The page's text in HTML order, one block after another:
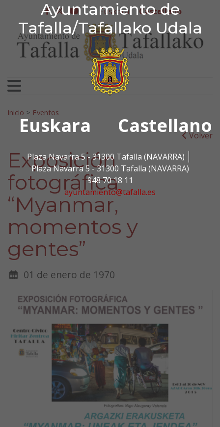
Ayuntamiento de
Tafalla/Tafallako Udala
Euskara Castellano
Plaza Navarra 5 - 31300 Tafalla (NAVARRA)
Plaza Navarra 5 - 31300 Tafalla (NAVARRA)
948 70 18 11
ayuntamiento@tafalla.es
Ir al contenido
Ayuntamiento de
facebook
twitter
youtube
Euskera Castellano
Search for:
Inicio > Eventos
Volver
Exposición
fotográfica
“Myanmar,
momentos y
gentes”
01 de enero de 1970